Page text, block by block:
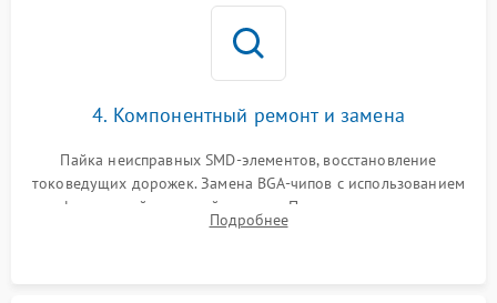
4. Компонентный ремонт и замена
Пайка неисправных SMD-элементов, восстановление
токоведущих дорожек. Замена BGA-чипов с использованием
инфракрасной паяльной станции. Прошивка микросхемы
BIOS или замена поврежденных портов USB
Подробнее